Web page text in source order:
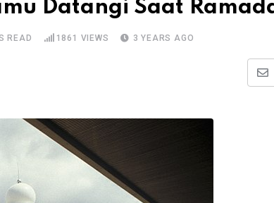
Datangi Saat
READ 1861 VIEWS 3 YEARS AGO